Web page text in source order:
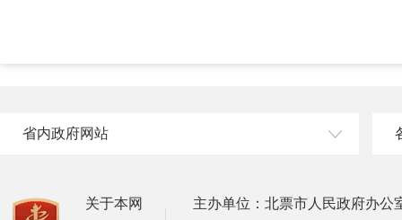
省内政府网站
关于本网
主办单位：北票市人民政府办公